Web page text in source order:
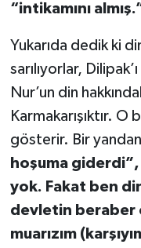
“intikamını
Yukarıda dedik ki
sarılıyorlar,
Nur’un din
Karmakarışıktır.
gösterir. Bir
hoşuma
yok. Fakat ben
devletin beraber
muarızım